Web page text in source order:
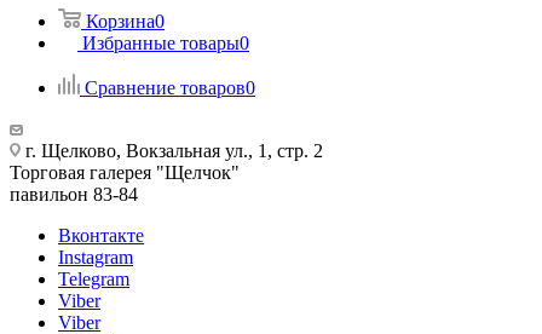
Корзина0
Избранные товары0
Сравнение товаров0
г. Щелково, Вокзальная ул., 1, стр. 2
Торговая галерея "Щелчок"
павильон 83-84
Вконтакте
Instagram
Telegram
Viber
Viber